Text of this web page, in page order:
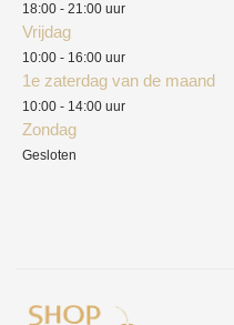
18:00 - 21:00 uur
Vrijdag
10:00 - 16:00 uur
1e zaterdag van de maand
10:00 - 14:00 uur
Zondag
Gesloten